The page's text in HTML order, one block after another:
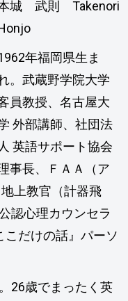
城 武則 Takenori
年福岡県生ま
。武蔵野学院大学
員教授、名古屋大
外部講師、社団法
人 英語サポート協会
事長、ＦＡＡ（ア
上教官（計器飛
認心理カウンセラ
だけの話』パーソ
26歳でまったく英